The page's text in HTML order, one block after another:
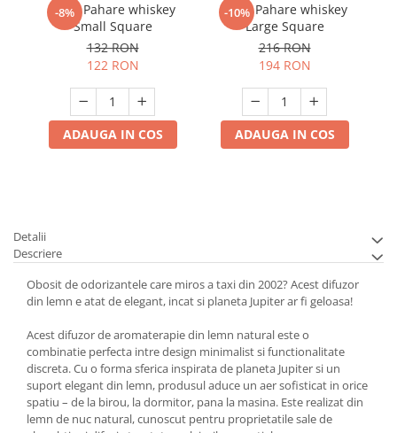
-8%
Set 4 Pahare whiskey
Small Square
132 RON
122 RON
ADAUGA IN COS
-10%
Set 6 Pahare whiskey
Large Square
216 RON
194 RON
ADAUGA IN COS
Detalii
Descriere
Obosit de odorizantele care miros a taxi din 2002? Acest difuzor
din lemn e atat de elegant, incat si planeta Jupiter ar fi geloasa!
Acest difuzor de aromaterapie din lemn natural este o
combinatie perfecta intre design minimalist si functionalitate
discreta. Cu o forma sferica inspirata de planeta Jupiter si un
suport elegant din lemn, produsul aduce un aer sofisticat in orice
spatiu – de la birou, la dormitor, pana la masina. Este realizat din
lemn de nuc natural, cunoscut pentru proprietatile sale de